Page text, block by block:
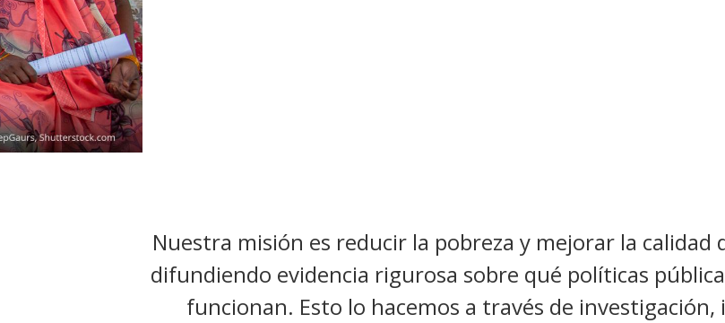
t
Nuestra misión es reducir la pobreza y mejorar la calidad
difundiendo evidencia rigurosa sobre qué políticas
funcionan. Esto lo hacemos a través de